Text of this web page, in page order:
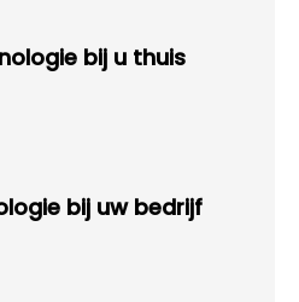
bij u thuis
bij uw bedrijf